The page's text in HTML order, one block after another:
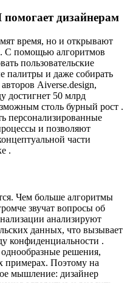
дизайнерам
время, но и открывают
С помощью алгоритмов
пользовательские
палитры и даже собирать
Aiverse.design,
достигнет 50 млрд
столь бурный рост .
персонализированные
и позволяют
части
.
Чем больше алгоритмы
звучат вопросы об
анализируют
данных, что вызывает
конфиденциальности .
решения,
примерах. Поэтому на
мышление: дизайнер